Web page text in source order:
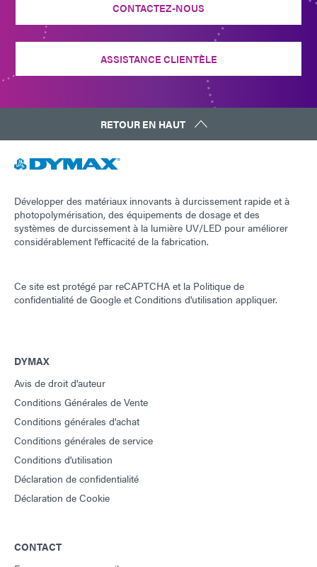
CONTACTEZ-NOUS
ASSISTANCE CLIENTÈLE
RETOUR EN HAUT
Développer des matériaux innovants à durcissement rapide et à
photopolymérisation, des équipements de dosage et des
systèmes de durcissement à la lumière UV/LED pour améliorer
considérablement l'efficacité de la fabrication.
Ce site est protégé par reCAPTCHA et la Politique de
confidentialité de Google etConditions d'utilisation appliquer.
DYMAX
Avis de droit d'auteur
Conditions Générales de Vente
Conditions générales d'achat
Conditions générales de service
Conditions d'utilisation
Déclaration de confidentialité
Déclaration de Cookie
CONTACT